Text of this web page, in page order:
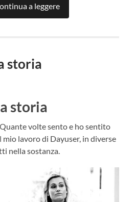
a leggere
storia
storia
volte sento e ho sentito
lavoro di Dayuser, in diverse
nella sostanza.